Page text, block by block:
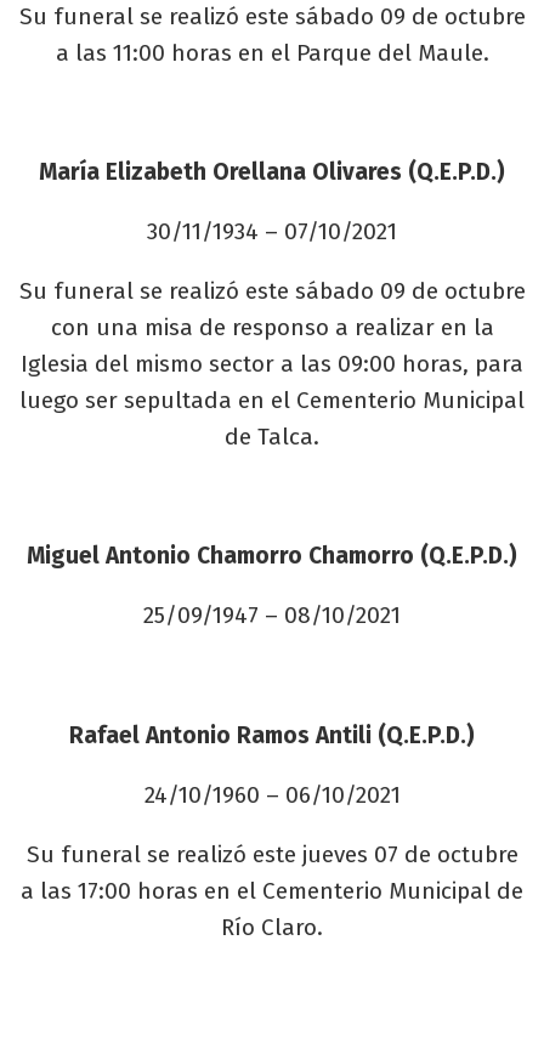
Su funeral se realizó este sábado 09 de octubre
a las 11:00 horas en el Parque del Maule.
María Elizabeth Orellana Olivares (Q.E.P.D.)
30/11/1934 – 07/10/2021
Su funeral se realizó este sábado 09 de octubre
con una misa de responso a realizar en la
Iglesia del mismo sector a las 09:00 horas, para
luego ser sepultada en el Cementerio Municipal
de Talca.
Miguel Antonio Chamorro Chamorro (Q.E.P.D.)
25/09/1947 – 08/10/2021
Rafael Antonio Ramos Antili (Q.E.P.D.)
24/10/1960 – 06/10/2021
Su funeral se realizó este jueves 07 de octubre
a las 17:00 horas en el Cementerio Municipal de
Río Claro.